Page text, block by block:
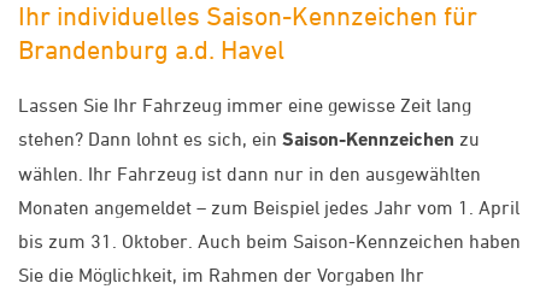
Ihr individuelles Saison-Kennzeichen für
Brandenburg a.d. Havel
Lassen Sie Ihr Fahrzeug immer eine gewisse Zeit lang
stehen? Dann lohnt es sich, ein Saison-Kennzeichen zu
wählen. Ihr Fahrzeug ist dann nur in den ausgewählten
Monaten angemeldet – zum Beispiel jedes Jahr vom 1. April
bis zum 31. Oktober. Auch beim Saison-Kennzeichen haben
Sie die Möglichkeit, im Rahmen der Vorgaben Ihr